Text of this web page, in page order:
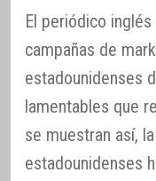
El periódico
campañas de
estadounidenses
lamentables que
se muestran así,
estadounidenses